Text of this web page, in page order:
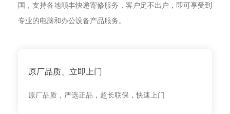
国，支持各地顺丰快递寄修服务，客户足不出户，即可享受到
专业的电脑和办公设备产品服务。
原厂品质、立即上门
原厂品质，严选正品，超长联保，快速上门